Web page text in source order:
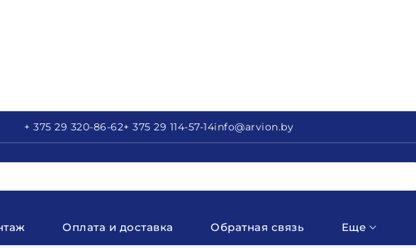
+ 375 29 320-86-62+ 375 29 114-57-14info@arvion.by
Оплата и доставка Обратная связь Еще